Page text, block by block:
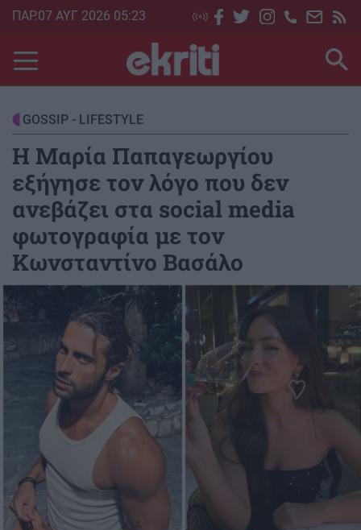
Skip
main
content
ΠΑΡ.07 ΑΥΓ 2026 05:23
GOSSIP - LIFESTYLE
H Μαρία Παπαγεωργίου
εξήγησε τον λόγο που δεν
ανεβάζει στα social media
φωτογραφία με τον
Κωνσταντίνο Βασάλο